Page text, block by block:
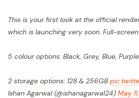
This is your first look at the official
which is launching very soon. Full-
5 colour options: Black, Grey, Blue,
2 storage options: 128 & 256GB
Ishan Agarwal (@ishanagarwal24) May